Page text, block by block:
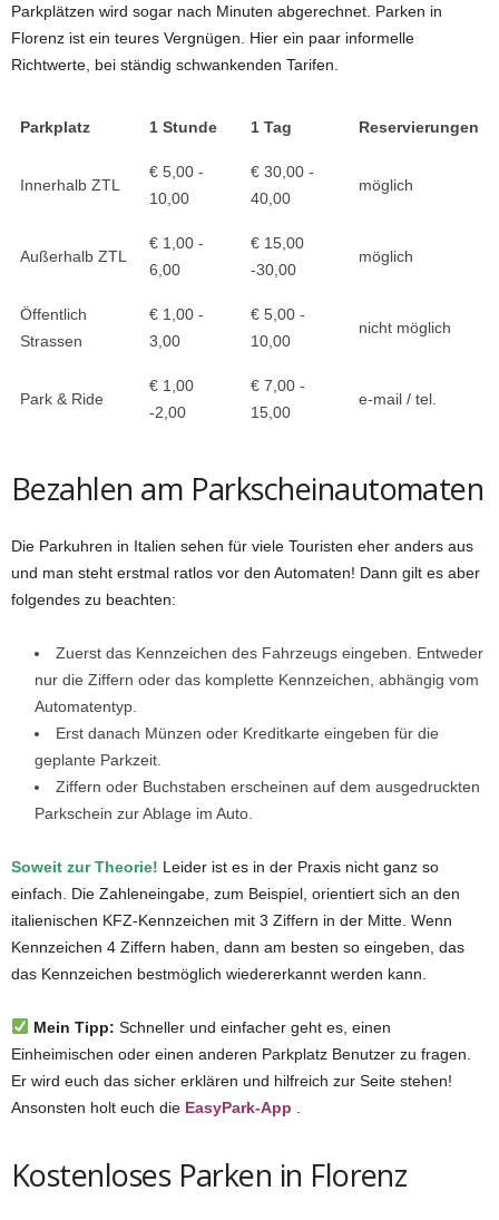
Parkplätzen wird sogar nach Minuten abgerechnet. Parken in
Florenz ist ein teures Vergnügen. Hier ein paar informelle
Richtwerte, bei ständig schwankenden Tarifen.
Parkplatz 1 Stunde 1 Tag Reservierungen
Innerhalb ZTL
€ 5,00 -
10,00
€ 30,00 -
40,00
möglich
Außerhalb ZTL
€ 1,00 -
6,00
€ 15,00
-30,00
möglich
Öffentlich
Strassen
€ 1,00 -
3,00
€ 5,00 -
10,00
nicht möglich
Park & Ride
€ 1,00
-2,00
€ 7,00 -
15,00
e-mail / tel.
Bezahlen am Parkscheinautomaten
Die Parkuhren in Italien sehen für viele Touristen eher anders aus
und man steht erstmal ratlos vor den Automaten! Dann gilt es aber
folgendes zu beachten:
Zuerst das Kennzeichen des Fahrzeugs eingeben. Entweder
nur die Ziffern oder das komplette Kennzeichen, abhängig vom
Automatentyp.
Erst danach Münzen oder Kreditkarte eingeben für die
geplante Parkzeit.
Ziffern oder Buchstaben erscheinen auf dem ausgedruckten
Parkschein zur Ablage im Auto.
Soweit zur Theorie! Leider ist es in der Praxis nicht ganz so
einfach. Die Zahleneingabe, zum Beispiel, orientiert sich an den
italienischen KFZ-Kennzeichen mit 3 Ziffern in der Mitte. Wenn
Kennzeichen 4 Ziffern haben, dann am besten so eingeben, das
das Kennzeichen bestmöglich wiedererkannt werden kann.
Mein Tipp: Schneller und einfacher geht es, einen
Einheimischen oder einen anderen Parkplatz Benutzer zu fragen.
Er wird euch das sicher erklären und hilfreich zur Seite stehen!
Ansonsten holt euch die EasyPark-App
Kostenloses Parken in Florenz